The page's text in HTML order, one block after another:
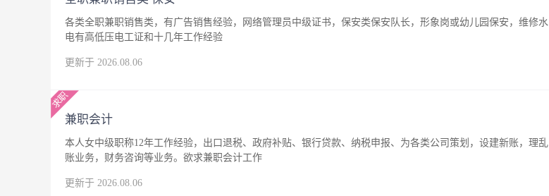
各类全职兼职销售类，有广告销售经验，网络管理员中级证书，保安类保安队长，形象岗或幼儿园保安，维修水
电有高低压电工证和十几年工作经验
更新于 2026.08.06
兼职会计
本人女中级职称12年工作经验，出口退税、政府补贴、银行贷款、纳税申报、为各类公司策划，设建新账，理乱
账业务，财务咨询等业务。欲求兼职会计工作
更新于 2026.08.06